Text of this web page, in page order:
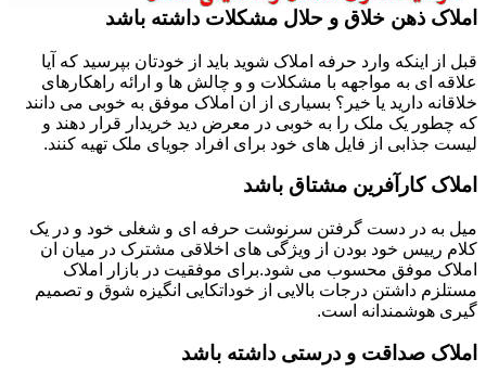
املاک ذهن خلاق و حلال مشکلات داشته باشد
قبل از اینکه وارد حرفه املاک شوید باید از خودتان بپرسید که آیا
علاقه ای به مواجهه با مشکلات و و چالش ها و ارائه راهکارهای
خلاقانه دارید یا خیر؟ بسیاری از ان املاک موفق به خوبی می دانند
که چطور یک ملک را به خوبی در معرض دید خریدار قرار دهند و
لیست جذابی از فایل های خود برای افراد جویای ملک تهیه کنند.
املاک کارآفرین مشتاق باشد
میل به در دست گرفتن سرنوشت حرفه ای و شغلی خود و در یک
کلام رییس خود بودن از ویژگی های اخلاقی مشترک در میان ان
املاک موفق محسوب می شود.برای موفقیت در بازار املاک
مستلزم داشتن درجات بالایی از خوداتکایی انگیزه شوق و تصمیم
گیری هوشمندانه است.
املاک صداقت و درستی داشته باشد